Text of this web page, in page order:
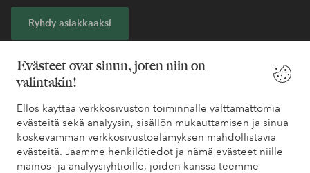
Evästeet ovat sinun, joten niin on
valintakin!
Ellos käyttää verkkosivuston toiminnalle välttämättömiä
evästeitä sekä analyysin, sisällön mukauttamisen ja sinua
koskevamman verkkosivustoelämyksen mahdollistavia
evästeitä. Jaamme henkilötiedot ja nämä evästeet niille
mainos- ja analyysiyhtiöille, joiden kanssa teemme
Ryhdy asiakkaaksi
Tarvitsetko apua?
Löydät vastaukset useimmin kysyttyihin kysymyksiin usein
kysytyistä kysymyksistä. Löydät myös tietoa siitä, miten voit ottaa
meihin yhteyttä.